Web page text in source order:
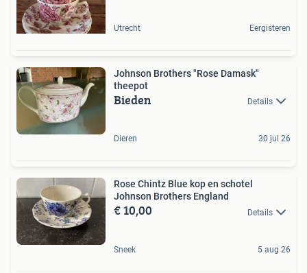
Utrecht Eergisteren
Johnson Brothers "Rose Damask"
theepot
Bieden Details
Dieren 30 jul 26
Rose Chintz Blue kop en schotel
Johnson Brothers England
€ 10,00 Details
Sneek 5 aug 26